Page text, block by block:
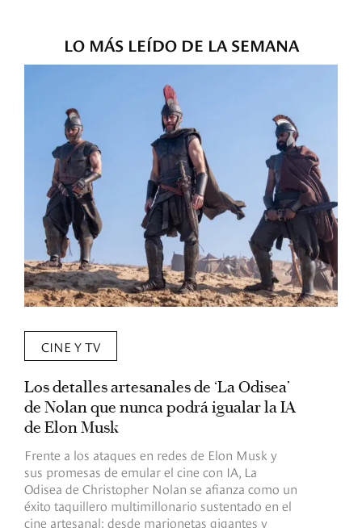
LO MÁS LEÍDO DE LA SEMANA
CINE Y TV
Los detalles artesanales de ‘La Odisea’
de Nolan que nunca podrá igualar la IA
de Elon Musk
Frente a los ataques en redes de Elon Musk y
sus promesas de emular el cine con IA, La
Odisea de Christopher Nolan se afianza como un
éxito taquillero multimillonario sustentado en el
cine artesanal: desde marionetas gigantes y